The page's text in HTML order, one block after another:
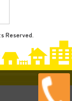
Reserved.